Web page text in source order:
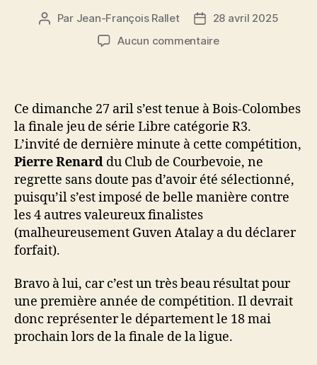
Auteur
Par Jean-François Rallet
Date
de
28 avril 2025
Aucun commentairesur
Libre
R3
Ce dimanche 27 aril s’est tenue à Bois-Colombes
la finale jeu de série Libre catégorie R3.
L’invité de dernière minute à cette compétition,
Pierre Renard du Club de Courbevoie, ne
regrette sans doute pas d’avoir été sélectionné,
puisqu’il s’est imposé de belle manière contre
les 4 autres valeureux finalistes
(malheureusement Guven Atalay a du déclarer
forfait).
Bravo à lui, car c’est un très beau résultat pour
une première année de compétition. Il devrait
donc représenter le département le 18 mai
prochain lors de la finale de la ligue.